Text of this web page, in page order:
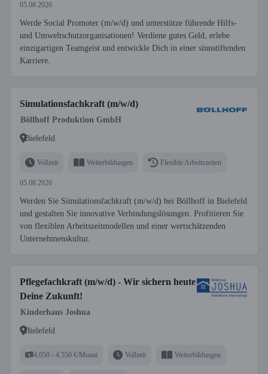
05.08.2026
Werde Social Promoter (m/w/d) und unterstütze führende Hilfs-
und Umweltschutzorganisationen! Verdiene gutes Geld, erlebe
einzigartigen Teamgeist und entwickle Dich in einer sinnstiftenden
Karriere.
Simulationsfachkraft (m/w/d)
Böllhoff Produktion GmbH
Bielefeld
Vollzeit Weiterbildungen Flexible Arbeitszeiten
05.08.2026
Werden Sie Simulationsfachkraft (m/w/d) bei Böllhoff in Bielefeld
und gestalten Sie innovative Verbindungslösungen. Profitieren Sie
von flexiblen Arbeitszeitmodellen und einer wertschätzenden
Unternehmenskultur.
Pflegefachkraft (m/w/d) - Wir sichern heute
Deine Zukunft!
Kinderhaus Joshua
Bielefeld
4.050 - 4.550 €/Monat Vollzeit Weiterbildungen